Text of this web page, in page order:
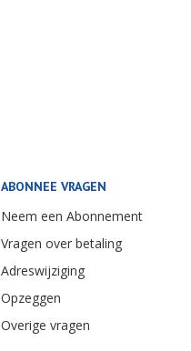
ABONNEE VRAGEN
Neem een Abonnement
Vragen over betaling
Adreswijziging
Opzeggen
Overige vragen